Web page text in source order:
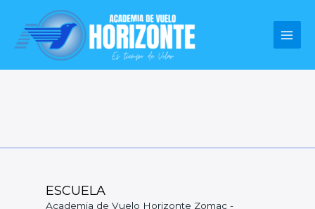
contenido
ESCUELA
Academia de Vuelo Horizonte Zomac -